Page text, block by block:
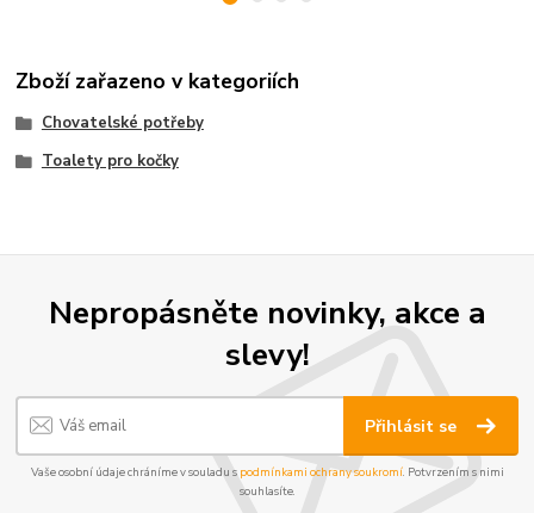
Zboží zařazeno v kategoriích
Chovatelské potřeby
Toalety pro kočky
Nepropásněte novinky, akce a
slevy!
Přihlásit se
Vaše osobní údaje chráníme v souladu s podmínkami ochrany soukromí. Potvrzením s nimi
souhlasíte.